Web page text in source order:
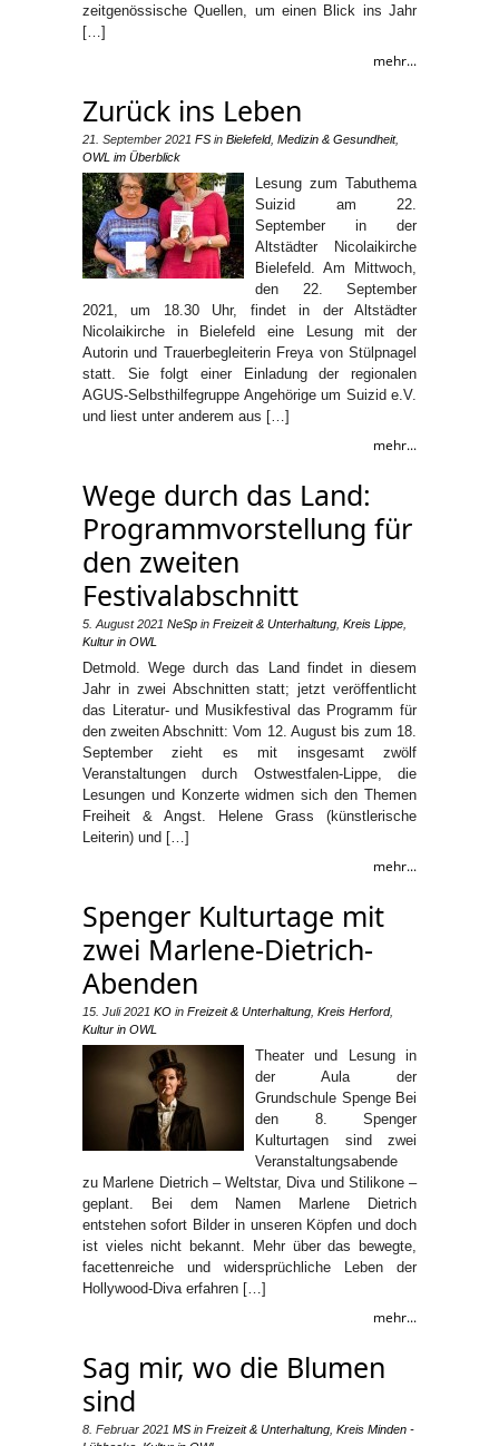
zeitgenössische Quellen, um einen Blick ins Jahr
[…]
mehr...
Zurück ins Leben
21. September 2021 FS in Bielefeld, Medizin & Gesundheit,
OWL im Überblick
Lesung zum Tabuthema
Suizid am 22.
September in der
Altstädter Nicolaikirche
Bielefeld. Am Mittwoch,
den 22. September
2021, um 18.30 Uhr, findet in der Altstädter
Nicolaikirche in Bielefeld eine Lesung mit der
Autorin und Trauerbegleiterin Freya von Stülpnagel
statt. Sie folgt einer Einladung der regionalen
AGUS-Selbsthilfegruppe Angehörige um Suizid e.V.
und liest unter anderem aus […]
mehr...
Wege durch das Land:
Programmvorstellung für
den zweiten
Festivalabschnitt
5. August 2021 NeSp in Freizeit & Unterhaltung Kreis Lippe
Kultur in OWL
Detmold. Wege durch das Land findet in diesem
Jahr in zwei Abschnitten statt; jetzt veröffentlicht
das Literatur- und Musikfestival das Programm für
den zweiten Abschnitt: Vom 12. August bis zum 18.
September zieht es mit insgesamt zwölf
Veranstaltungen durch Ostwestfalen-Lippe, die
Lesungen und Konzerte widmen sich den Themen
Freiheit & Angst. Helene Grass (künstlerische
Leiterin) und […]
mehr...
Spenger Kulturtage mit
zwei Marlene-Dietrich-
Abenden
15. Juli 2021 KO in Freizeit & Unterhaltung Kreis Herford,
Kultur in OWL
Theater und Lesung in
der Aula der
Grundschule Spenge Bei
den 8. Spenger
Kulturtagen sind zwei
Veranstaltungsabende
zu Marlene Dietrich – Weltstar, Diva und Stilikone –
geplant. Bei dem Namen Marlene Dietrich
entstehen sofort Bilder in unseren Köpfen und doch
ist vieles nicht bekannt. Mehr über das bewegte,
facettenreiche und widersprüchliche Leben der
Hollywood-Diva erfahren […]
mehr...
Sag mir, wo die Blumen
sind
8. Februar 2021 MS in Freizeit & Unterhaltung Kreis Minden -